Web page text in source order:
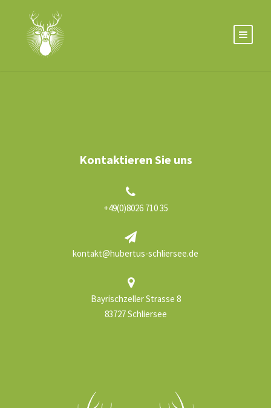
Kontaktieren Sie uns
+49(0)8026 710 35
kontakt@hubertus-schliersee.de
Bayrischzeller Strasse 8
83727 Schliersee